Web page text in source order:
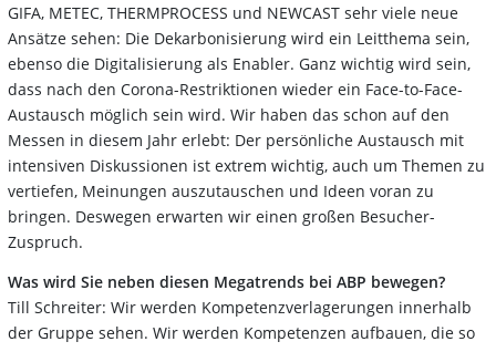
GIFA, METEC, THERMPROCESS und NEWCAST sehr viele neue
Ansätze sehen: Die Dekarbonisierung wird ein Leitthema sein,
ebenso die Digitalisierung als Enabler. Ganz wichtig wird sein,
dass nach den Corona-Restriktionen wieder ein Face-to-Face-
Austausch möglich sein wird. Wir haben das schon auf den
Messen in diesem Jahr erlebt: Der persönliche Austausch mit
intensiven Diskussionen ist extrem wichtig, auch um Themen zu
vertiefen, Meinungen auszutauschen und Ideen voran zu
bringen. Deswegen erwarten wir einen großen Besucher-
Zuspruch.
Was wird Sie neben diesen Megatrends bei ABP bewegen?
Till Schreiter: Wir werden Kompetenzverlagerungen innerhalb
der Gruppe sehen. Wir werden Kompetenzen aufbauen, die so